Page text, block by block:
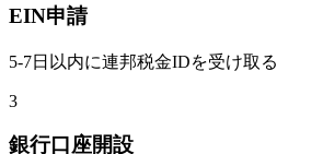
EIN申請
5-7日以内に連邦税金IDを受け取る
3
銀行口座開設